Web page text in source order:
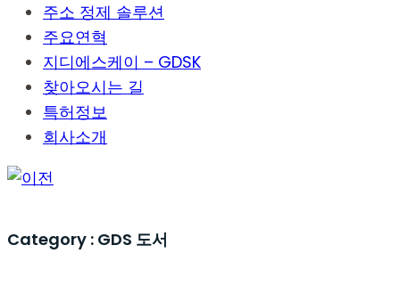
주소 정제 솔루션
주요연혁
지디에스케이 – GDSK
찾아오시는 길
특허정보
회사소개
Category : GDS 도서